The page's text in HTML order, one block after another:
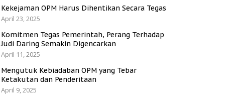
Kekejaman OPM Harus Dihentikan Secara Tegas
April 23, 2025
Komitmen Tegas Pemerintah, Perang Terhadap
Judi Daring Semakin Digencarkan
April 11, 2025
Mengutuk Kebiadaban OPM yang Tebar
Ketakutan dan Penderitaan
April 9, 2025